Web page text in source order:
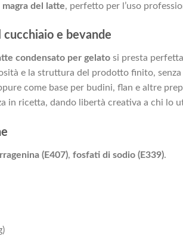
del latte, perfetto per l’uso
e bevande
condensato per gelato si presta
e la struttura del prodotto finito,
come base per budini, flan e altre
in ricetta, dando libertà creativa a chi lo
(E407), fosfati di sodio (E339).